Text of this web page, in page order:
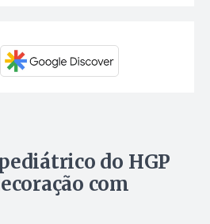
do HGP
com